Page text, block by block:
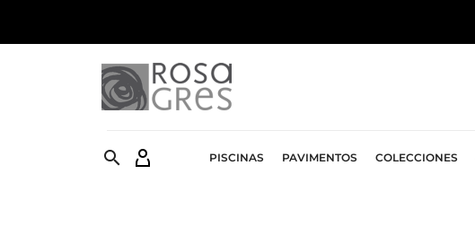

 PISCINAS PAVIMENTOS COLECCIONES